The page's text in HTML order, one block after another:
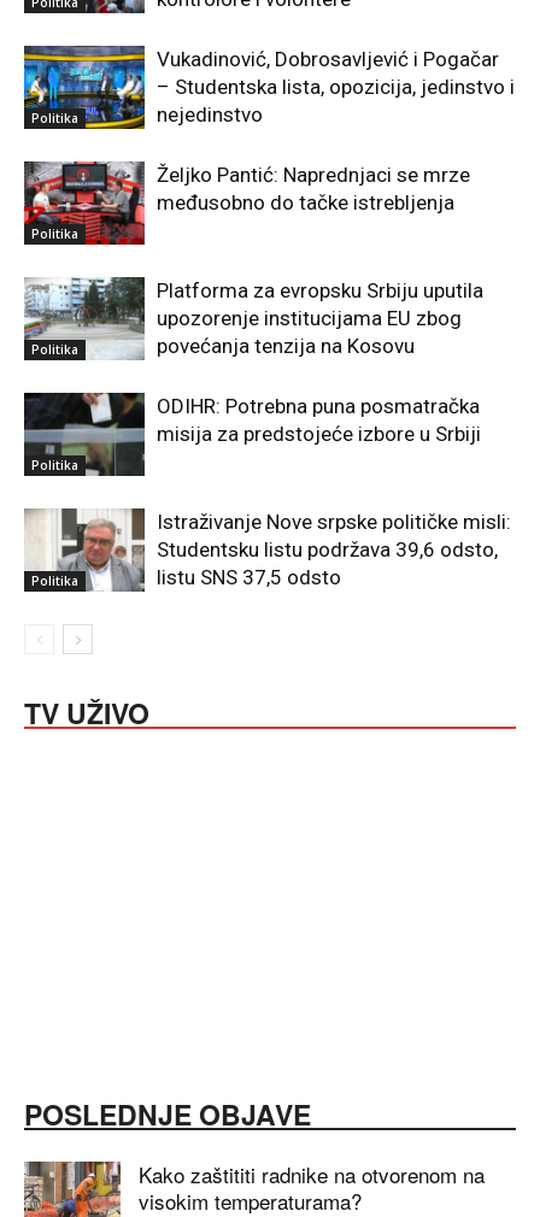
Politika
Vukadinović, Dobrosavljević i Pogačar
– Studentska lista, opozicija, jedinstvo i
nejedinstvo
Politika
Željko Pantić: Naprednjaci se mrze
međusobno do tačke istrebljenja
Politika
Platforma za evropsku Srbiju uputila
upozorenje institucijama EU zbog
povećanja tenzija na Kosovu
Politika
ODIHR: Potrebna puna posmatračka
misija za predstojeće izbore u Srbiji
Politika
Istraživanje Nove srpske političke misli:
Studentsku listu podržava 39,6 odsto,
listu SNS 37,5 odsto
TV UŽIVO
POSLEDNJE OBJAVE
Kako zaštititi radnike na otvorenom na
visokim temperaturama?